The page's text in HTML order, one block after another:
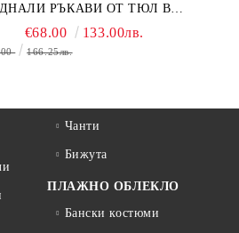
РЪКАВИ ОТ ТЮЛ В
€68.00 133.00лв.
166.25лв.
Чанти
Бижута
ПЛАЖНО ОБЛЕКЛО
Бански костюми